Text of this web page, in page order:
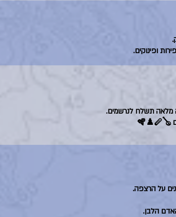
ופינוקים.
מלאה תשלח לנרשמים.
על הרצפה.
הלבן.